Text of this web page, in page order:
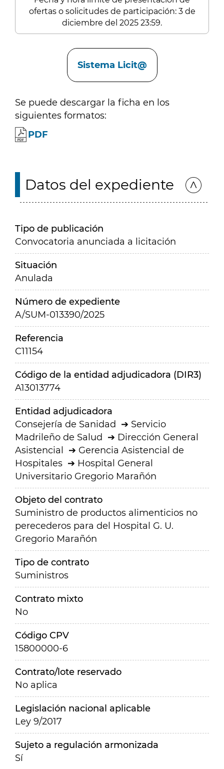
ofertas o solicitudes de participación: 3 de
diciembre del 2025 23:59.
Sistema Licit@
Se puede descargar la ficha en los
siguientes formatos:
PDF
Datos del expediente
Tipo de publicación
Convocatoria anunciada a licitación
Situación
Anulada
Número de expediente
A/SUM-013390/2025
Referencia
C11154
Código de la entidad adjudicadora (DIR3)
A13013774
Entidad adjudicadora
Consejería de Sanidad
Servicio
Madrileño de Salud
Dirección General
Asistencial
Gerencia Asistencial de
Hospitales
Hospital General
Universitario Gregorio Marañón
Objeto del contrato
Suministro de productos alimenticios no
perecederos para del Hospital G. U.
Gregorio Marañón
Tipo de contrato
Suministros
Contrato mixto
No
Código CPV
15800000-6
Contrato/lote reservado
No aplica
Legislación nacional aplicable
Ley 9/2017
Sujeto a regulación armonizada
Sí